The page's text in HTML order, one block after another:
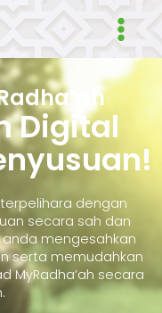
Main
Digital
dengan
secara sah dan
mengesahkan
serta memudahkan
MyRadha’ah secara